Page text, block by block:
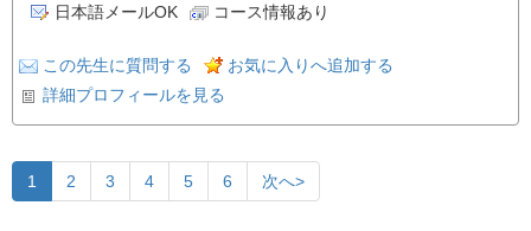
日本語メールOK
コース情報あり
この先生に質問する
お気に入りへ追加する
詳細プロフィールを見る
1 2 3 4 5 6 次へ>